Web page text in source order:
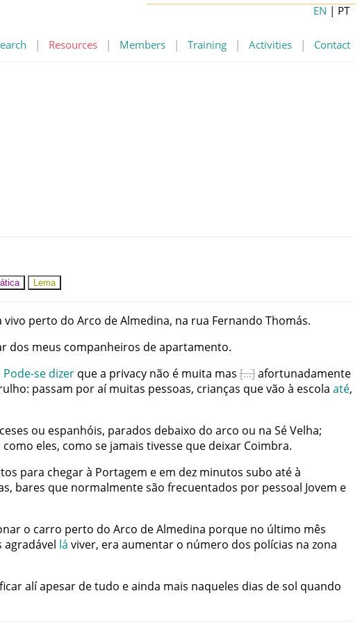
| Resources | Members | Training | Activities | Contact
EN | PT
Lema
vivo perto do Arco de Almedina, na rua Fernando Thomás.
dos meus companheiros deapartamento.
Pode-se dizer quea privacy não é muita mas
afortunadamente
: passam poraí muitas pessoas, crianças quevão à escola até,
ou espanhóis, parados debaixo do arco ou na Sé Velha;
como eles, como se jamais tivesse que deixar Coimbra.
para chegarà Portagem e em dez minutos subo atéà
, bares que normalmentesão frecuentados por pessoal Jovem e
o carro perto do Arco de Almedina porque no último mês
agradável lá viver, era aumentar o número dos polícias na zona
ficaralíapesar detudo eainda mais naqueles dias desol quando